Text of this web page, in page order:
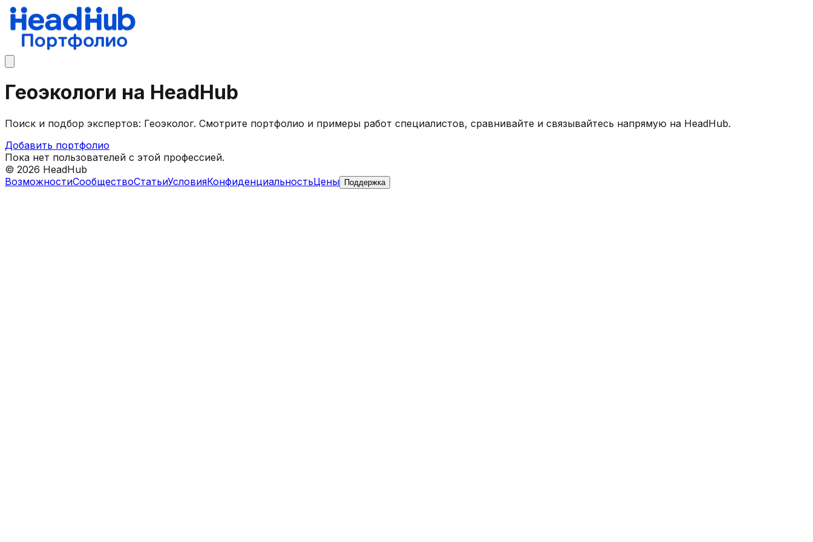
Геоэкологи на HeadHub
Поиск и подбор экспертов: Геоэколог. Смотрите портфолио и примеры работ специалистов, сравнивайте и связывайтесь напрямую на HeadHub.
Добавить портфолио
Пока нет пользователей с этой профессией.
© 2026 HeadHub
ВозможностиСообществоСтатьиУсловияКонфиденциальностьЦены Поддержка